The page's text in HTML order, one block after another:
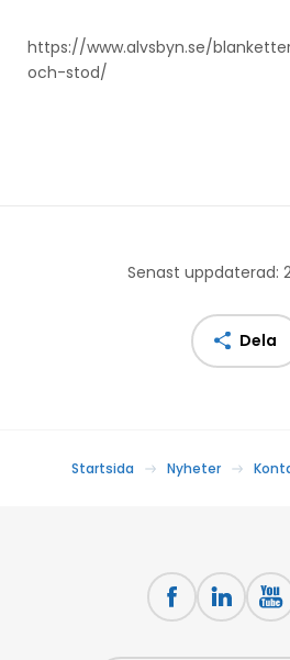
https://www.alvsbyn.se/
och-stod/
Senast uppdaterad:
Dela
Startsida Nyheter